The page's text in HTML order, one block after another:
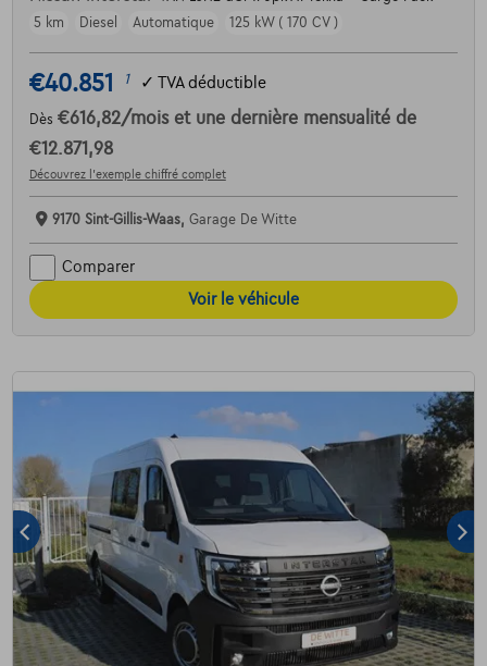
5 km
Diesel Automatique 125 kW ( 170 CV )
€40.851 1 ✓ TVA déductible
Dès €616,82/mois et une dernière mensualité de
€12.871,98
Découvrez l’exemple chiffré complet
9170 Sint-Gillis-Waas, Garage De Witte
Comparer
Voir le véhicule